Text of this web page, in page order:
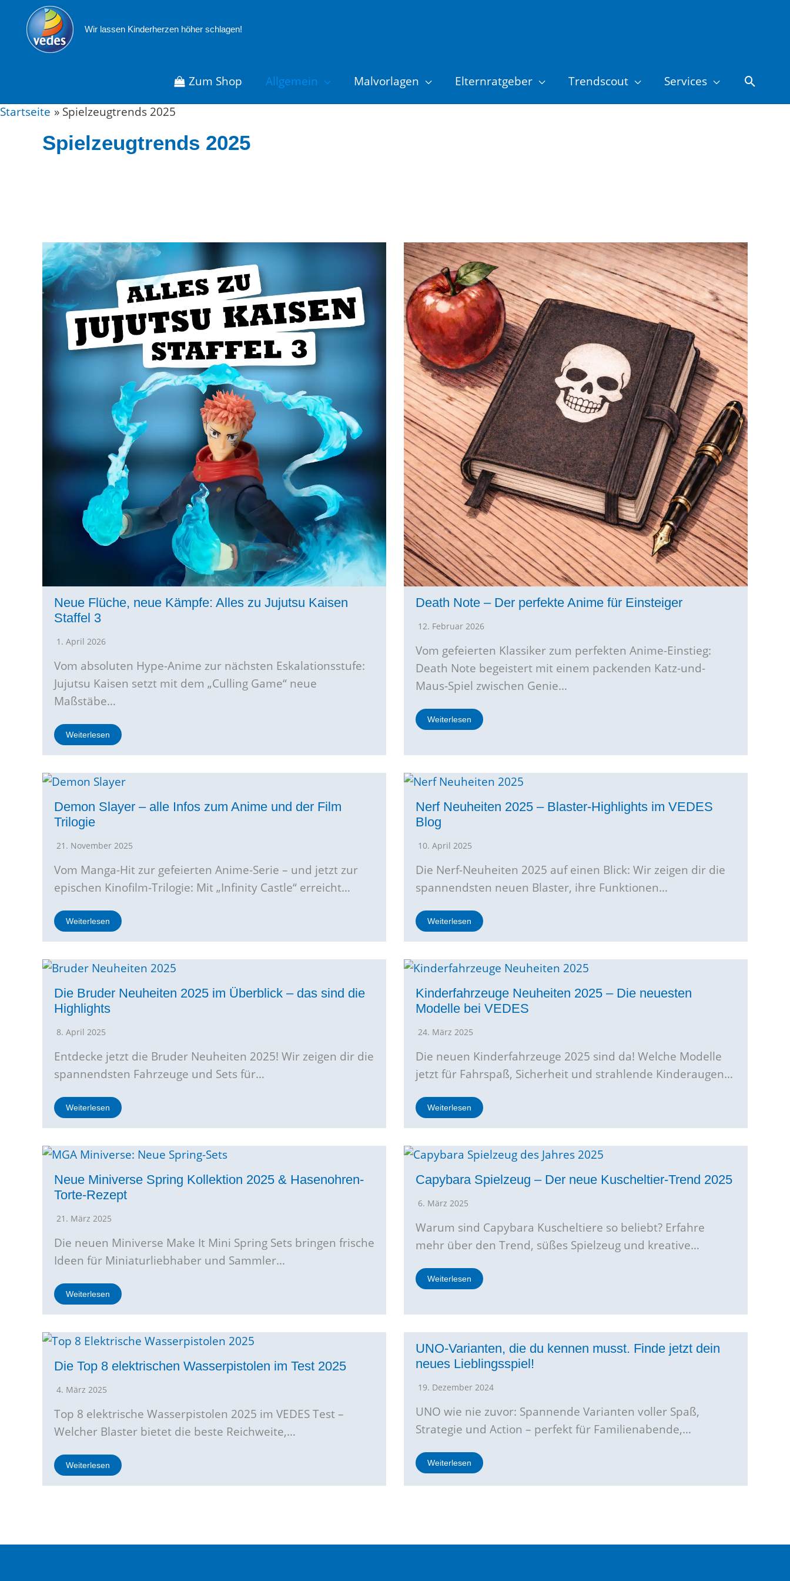
Inhalt
springen
Wir lassen Kinderherzen höher schlagen!
Zum Shop Allgemein Malvorlagen Elternratgeber Trendscout
Services
Startseite
Spielzeugtrends 2025
Spielzeugtrends 2025
Neue Flüche, neue Kämpfe: Alles zu Jujutsu Kaisen
Staffel 3
1. April 2026
Vom absoluten Hype-Anime zur nächsten Eskalationsstufe:
Jujutsu Kaisen setzt mit dem „Culling Game“ neue
Maßstäbe…
Weiterlesen
Death Note – Der perfekte Anime für Einsteiger
12. Februar 2026
Vom gefeierten Klassiker zum perfekten Anime-Einstieg:
Death Note begeistert mit einem packenden Katz-und-
Maus-Spiel zwischen Genie…
Weiterlesen
Demon Slayer – alle Infos zum Anime und der Film
Trilogie
21. November 2025
Vom Manga-Hit zur gefeierten Anime-Serie – und jetzt zur
epischen Kinofilm-Trilogie: Mit „Infinity Castle“ erreicht…
Weiterlesen
Nerf Neuheiten 2025 – Blaster-Highlights im VEDES
Blog
10. April 2025
Die Nerf-Neuheiten 2025 auf einen Blick: Wir zeigen dir die
spannendsten neuen Blaster, ihre Funktionen…
Weiterlesen
Die Bruder Neuheiten 2025 im Überblick – das sind die
Highlights
8. April 2025
Entdecke jetzt die Bruder Neuheiten 2025! Wir zeigen dir die
spannendsten Fahrzeuge und Sets für…
Weiterlesen
Kinderfahrzeuge Neuheiten 2025 – Die neuesten
Modelle bei VEDES
24. März 2025
Die neuen Kinderfahrzeuge 2025 sind da! Welche Modelle
jetzt für Fahrspaß, Sicherheit und strahlende Kinderaugen…
Weiterlesen
Neue Miniverse Spring Kollektion 2025 & Hasenohren-
Torte-Rezept
21. März 2025
Die neuen Miniverse Make It Mini Spring Sets bringen frische
Ideen für Miniaturliebhaber und Sammler…
Weiterlesen
Capybara Spielzeug – Der neue Kuscheltier-Trend 2025
6. März 2025
Warum sind Capybara Kuscheltiere so beliebt? Erfahre
mehr über den Trend, süßes Spielzeug und kreative…
Weiterlesen
Die Top 8 elektrischen Wasserpistolen im Test 2025
4. März 2025
Top 8 elektrische Wasserpistolen 2025 im VEDES Test –
Welcher Blaster bietet die beste Reichweite,…
Weiterlesen
UNO-Varianten, die du kennen musst. Finde jetzt dein
neues Lieblingsspiel!
19. Dezember 2024
UNO wie nie zuvor: Spannende Varianten voller Spaß,
Strategie und Action – perfekt für Familienabende,…
Weiterlesen